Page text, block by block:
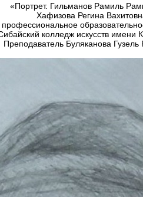
«Портрет. Гильманов Рамиль
Хафизова Регина
колледж искусств имени
Преподаватель Буляканова Гузель